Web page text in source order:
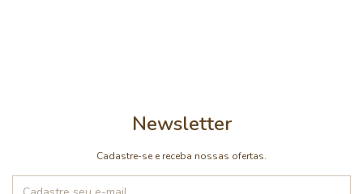
Newsletter
Cadastre-se e receba nossas ofertas.